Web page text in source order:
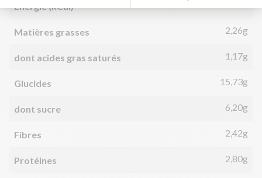
Énergie (kCal)
Matières grasses 2,26g
dont acides gras saturés 1,17g
Glucides 15,73g
dont sucre 6,20g
Fibres 2,42g
Protéines 2,80g